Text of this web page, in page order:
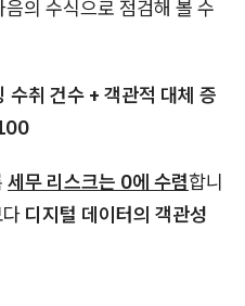
의 수식으로 점검해 볼 수
수취 건수 + 객관적 대체 증
세무 리스크는 0에 수렴합니
디지털 데이터의 객관성